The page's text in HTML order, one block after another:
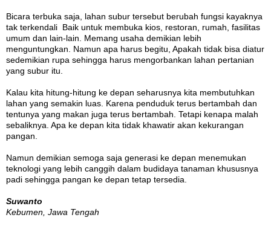
Bicara terbuka saja, lahan subur tersebut berubah fungsi kayaknya
tak terkendali Baik untuk membuka kios, restoran, rumah, fasilitas
umum dan lain-lain. Memang usaha demikian lebih
menguntungkan. Namun apa harus begitu, Apakah tidak bisa diatur
sedemikian rupa sehingga harus mengorbankan lahan pertanian
yang subur itu.
Kalau kita hitung-hitung ke depan seharusnya kita membutuhkan
lahan yang semakin luas. Karena penduduk terus bertambah dan
tentunya yang makan juga terus bertambah. Tetapi kenapa malah
sebaliknya. Apa ke depan kita tidak khawatir akan kekurangan
pangan.
Namun demikian semoga saja generasi ke depan menemukan
teknologi yang lebih canggih dalam budidaya tanaman khususnya
padi sehingga pangan ke depan tetap tersedia.
Suwanto
Kebumen, Jawa Tengah